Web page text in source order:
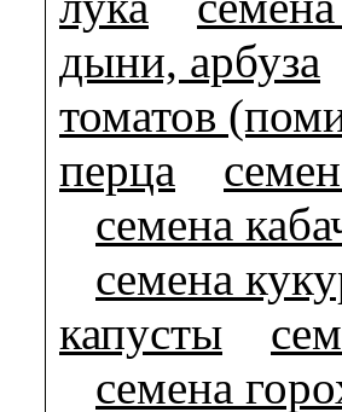
дыни, арбуза
томатов
перца
семена
семена
капусты
семена